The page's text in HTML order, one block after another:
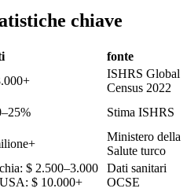
chiave
fonte
ISHRS Global
Census 2022
Stima ISHRS
Ministero della
Salute turco
$ 2.500–3.000
$ 10.000+
Dati sanitari
OCSE